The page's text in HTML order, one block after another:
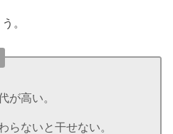
。
が高い。
らないと干せない。